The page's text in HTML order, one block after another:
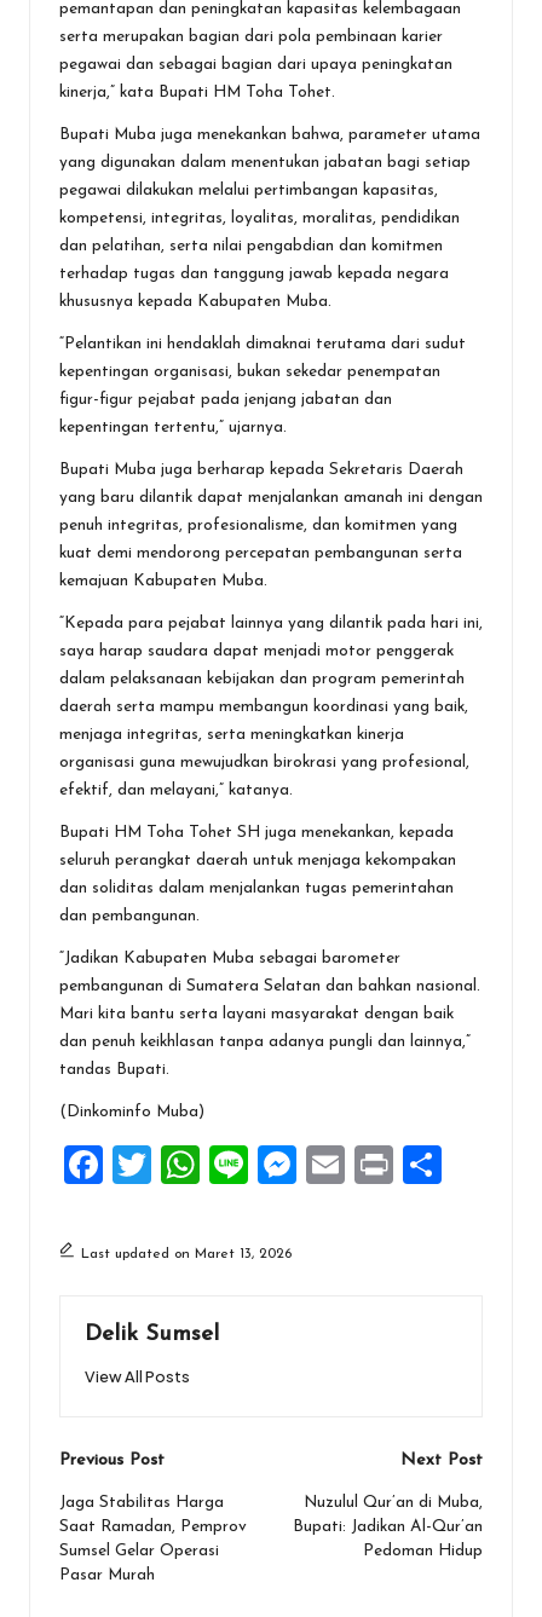
pemantapan dan peningkatan kapasitas kelembagaan
serta merupakan bagian dari pola pembinaan karier
pegawai dan sebagai bagian dari upaya peningkatan
kinerja,” kata Bupati HM Toha Tohet.
Bupati Muba juga menekankan bahwa, parameter utama
yang digunakan dalam menentukan jabatan bagi setiap
pegawai dilakukan melalui pertimbangan kapasitas,
kompetensi, integritas, loyalitas, moralitas, pendidikan
dan pelatihan, serta nilai pengabdian dan komitmen
terhadap tugas dan tanggung jawab kepada negara
khususnya kepada Kabupaten Muba.
“Pelantikan ini hendaklah dimaknai terutama dari sudut
kepentingan organisasi, bukan sekedar penempatan
figur-figur pejabat pada jenjang jabatan dan
kepentingan tertentu,” ujarnya.
Bupati Muba juga berharap kepada Sekretaris Daerah
yang baru dilantik dapat menjalankan amanah ini dengan
penuh integritas, profesionalisme, dan komitmen yang
kuat demi mendorong percepatan pembangunan serta
kemajuan Kabupaten Muba.
“Kepada para pejabat lainnya yang dilantik pada hari ini,
saya harap saudara dapat menjadi motor penggerak
dalam pelaksanaan kebijakan dan program pemerintah
daerah serta mampu membangun koordinasi yang baik,
menjaga integritas, serta meningkatkan kinerja
organisasi guna mewujudkan birokrasi yang profesional,
efektif, dan melayani,” katanya.
Bupati HM Toha Tohet SH juga menekankan, kepada
seluruh perangkat daerah untuk menjaga kekompakan
dan soliditas dalam menjalankan tugas pemerintahan
dan pembangunan.
“Jadikan Kabupaten Muba sebagai barometer
pembangunan di Sumatera Selatan dan bahkan nasional.
Mari kita bantu serta layani masyarakat dengan baik
dan penuh keikhlasan tanpa adanya pungli dan lainnya,”
tandas Bupati.
(Dinkominfo Muba)
F
ce
o
T
tt
W
at
A
Li
e
M
E
Pr
Last updated on Maret 13, 2026
Delik Sumsel
View All Posts
Post
navigation
Previous Post
Jaga Stabilitas Harga
Saat Ramadan, Pemprov
Sumsel Gelar Operasi
Pasar Murah
Next Post
Nuzulul Qur’an di Muba,
Bupati: Jadikan Al-Qur’an
Pedoman Hidup